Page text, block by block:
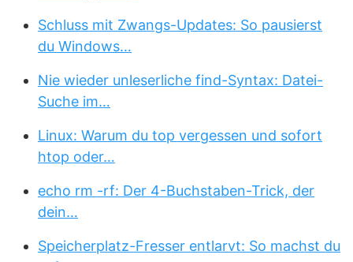
Schluss mit Zwangs-Updates: So pausierst
du Windows…
Nie wieder unleserliche find-Syntax: Datei-
Suche im…
Linux: Warum du top vergessen und sofort
htop oder…
echo rm -rf: Der 4-Buchstaben-Trick, der
dein…
Speicherplatz-Fresser entlarvt: So machst du